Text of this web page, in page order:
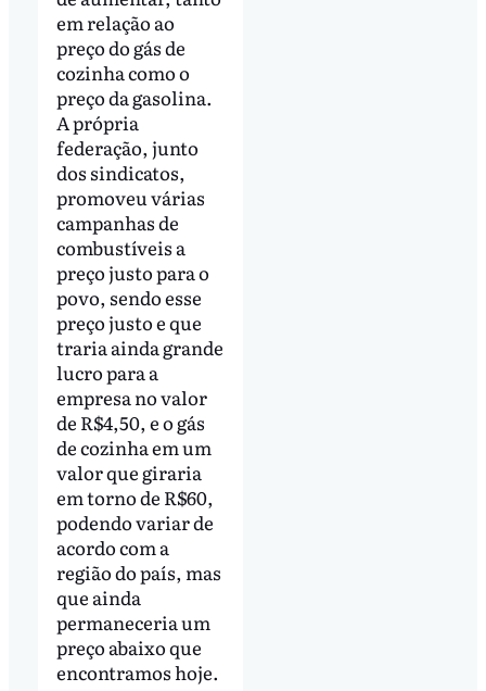
em relação ao
preço do gás de
cozinha como o
preço da gasolina.
A própria
federação, junto
dos sindicatos,
promoveu várias
campanhas de
combustíveis a
preço justo para o
povo, sendo esse
preço justo e que
traria ainda grande
lucro para a
empresa no valor
de R$4,50, e o gás
de cozinha em um
valor que giraria
em torno de R$60,
podendo variar de
acordo com a
região do país, mas
que ainda
permaneceria um
preço abaixo que
encontramos hoje.